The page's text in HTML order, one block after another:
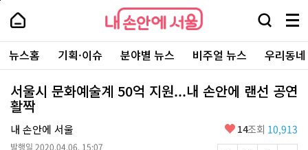
본
로
가
내
손
안
에
서
울
-
서
울
시
대
표
내
손
에
울
검
창
열
기
메
뉴
전
체
보
기
주
요
서
뉴스홈 기획·이슈 분야별 뉴스 비주얼 뉴스 우리동
서울시 문화예술계 50억 지원...내 손안에 랜선 공연
활짝
내 손안에 서울
발행일 2020.04.06. 15:07
좋
14조회 10,913
페
상
단
로